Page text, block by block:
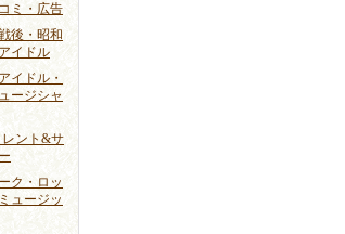
ミ・広告
後・昭和
イドル
イドル・
ージシャ
レント&サ
ク・ロッ
ュージッ